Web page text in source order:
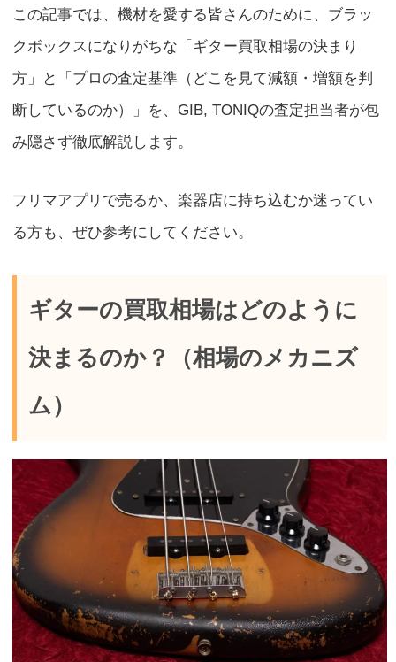
この記事では、機材を愛する皆さんのために、ブラッ
クボックスになりがちな「ギター買取相場の決まり
方」と「プロの査定基準（どこを見て減額・増額を判
断しているのか）」を、GIB, TONIQの査定担当者が包
み隠さず徹底解説します。
フリマアプリで売るか、楽器店に持ち込むか迷ってい
る方も、ぜひ参考にしてください。
ギターの買取相場はどのように
決まるのか？（相場のメカニズ
ム）